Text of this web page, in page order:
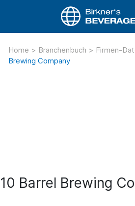
Home > Branchenbuch > Firmen-
Brewing Company
10 Barrel Brewing